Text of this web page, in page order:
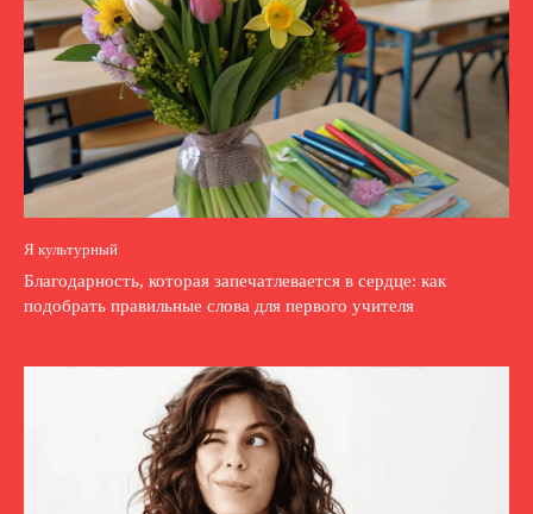
Я культурный
Благодарность, которая запечатлевается в сердце: как
подобрать правильные слова для первого учителя